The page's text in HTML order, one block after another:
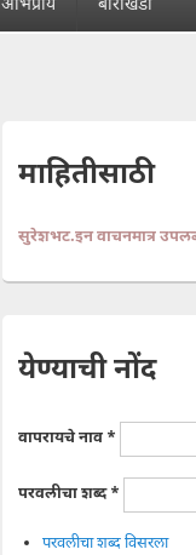
अभिप्राय बाराखडी
माहितीसाठी
सुरेशभट.इन वाचनमात्र
येण्याची नोंद
वापरायचे नाव *
परवलीचा शब्द*
परवलीचा शब्द विसरला